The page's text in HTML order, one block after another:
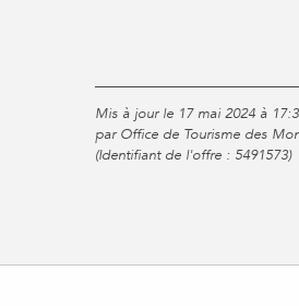
Mis à jour le 17 mai 2024 à
par Office de Tourisme des
(Identifiant de l'offre : 5491573)